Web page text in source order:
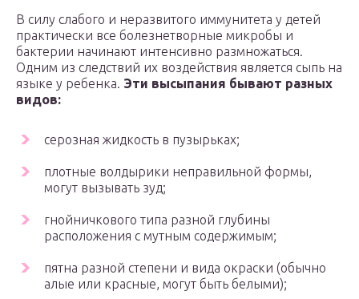
В силу слабого и неразвитого иммунитета у детей
практически все болезнетворные микробы и
бактерии начинают интенсивно размножаться.
Одним из следствий их воздействия является сыпь на
языке у ребенка. Эти высыпания бывают разных
видов:
серозная жидкость в пузырьках;
плотные волдырики неправильной формы,
могут вызывать зуд;
гнойничкового типа разной глубины
расположения с мутным содержимым;
пятна разной степени и вида окраски (обычно
алые или красные, могут быть белыми);